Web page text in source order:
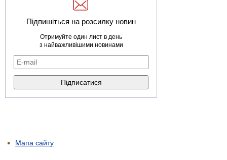
Підпишіться на розсилку новин
Отримуйте один лист в день
з найважливішими новинами
Мапа сайту